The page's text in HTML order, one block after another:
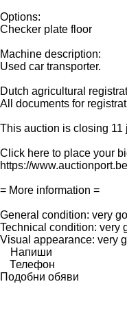
Options:
Checker plate floor
Machine description:
Used car transporter.
Dutch agricultural
All documents for
This auction is closing 11
Click here to place your
https://
= More information =
General condition: very
Technical condition: very
Visual appearance: very
Напиши
Телефон
Подобни обяви